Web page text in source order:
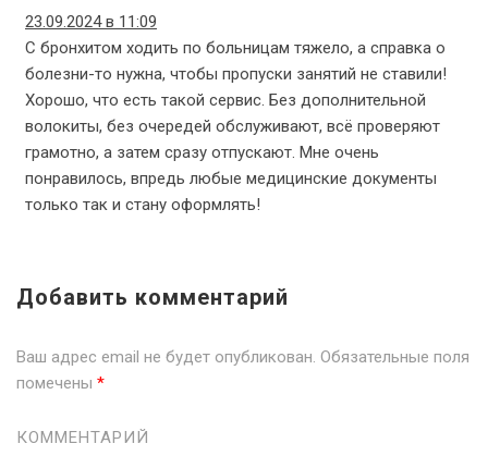
23.09.2024 в 11:09
С бронхитом ходить по больницам тяжело, а справка о
болезни-то нужна, чтобы пропуски занятий не ставили!
Хорошо, что есть такой сервис. Без дополнительной
волокиты, без очередей обслуживают, всё проверяют
грамотно, а затем сразу отпускают. Мне очень
понравилось, впредь любые медицинские документы
только так и стану оформлять!
Добавить комментарий
Ваш адрес email не будет опубликован. Обязательные поля
помечены *
КОММЕНТАРИЙ